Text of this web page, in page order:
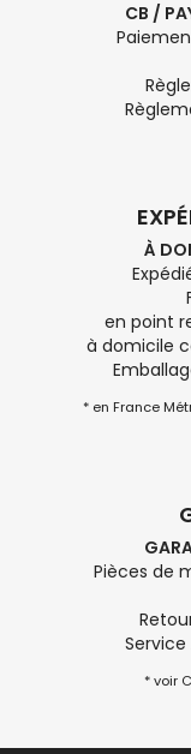
CB /
À
en point
à domicile
* en France
Pièces de
* voir